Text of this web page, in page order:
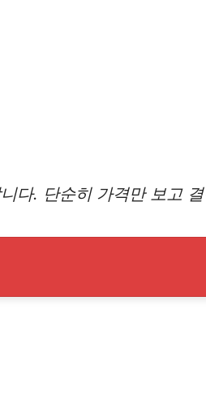
다. 단순히 가격만 보고